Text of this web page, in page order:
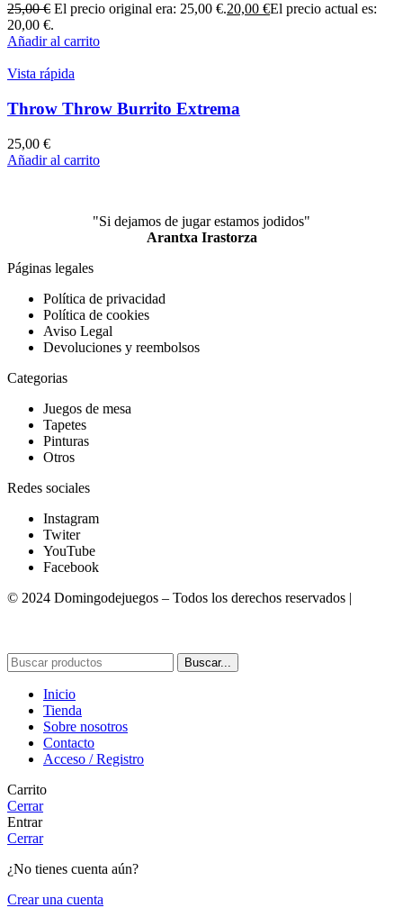
25,00€ El precio original era: 25,00 €.20,00 €El precio actual es:
20,00 €.
Añadir al carrito
Vista rápida
Throw Throw Burrito Extrema
25,00 €
Añadir al carrito
"Si dejamos de jugar estamos jodidos"
Arantxa Irastorza
Páginas legales
Política de privacidad
Política de cookies
Aviso Legal
Devoluciones y reembolsos
Categorias
Juegos de mesa
Tapetes
Pinturas
Otros
Redes sociales
Instagram
Twiter
YouTube
Facebook
© 2024 Domingodejuegos – Todos los derechos reservados |
Buscar...
Inicio
Tienda
Sobre nosotros
Contacto
Acceso / Registro
Carrito
Cerrar
Entrar
Cerrar
¿No tienes cuenta aún?
Crear una cuenta